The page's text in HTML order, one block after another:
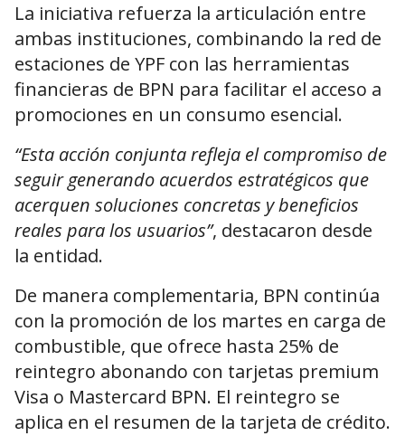
La iniciativa refuerza la articulación entre
ambas instituciones, combinando la red de
estaciones de YPF con las herramientas
financieras de BPN para facilitar el acceso a
promociones en un consumo esencial.
“Esta acción conjunta refleja el compromiso de
seguir generando acuerdos estratégicos que
acerquen soluciones concretas y beneficios
reales para los usuarios”, destacaron desde
la entidad.
De manera complementaria, BPN continúa
con la promoción de los martes en carga de
combustible, que ofrece hasta 25% de
reintegro abonando con tarjetas premium
Visa o Mastercard BPN. El reintegro se
aplica en el resumen de la tarjeta de crédito.